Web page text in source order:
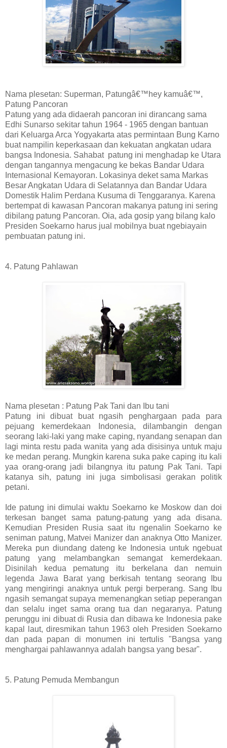
Nama plesetan: Superman, Patungâ€™hey kamuâ€™,
Patung Pancoran
Patung yang ada didaerah pancoran ini dirancang sama
Edhi Sunarso sekitar tahun 1964 - 1965 dengan bantuan
dari Keluarga Arca Yogyakarta atas permintaan Bung Karno
buat nampilin keperkasaan dan kekuatan angkatan udara
bangsa Indonesia. Sahabat patung ini menghadap ke Utara
dengan tangannya mengacung ke bekas Bandar Udara
Internasional Kemayoran. Lokasinya deket sama Markas
Besar Angkatan Udara di Selatannya dan Bandar Udara
Domestik Halim Perdana Kusuma di Tenggaranya. Karena
bertempat di kawasan Pancoran makanya patung ini sering
dibilang patung Pancoran. Oia, ada gosip yang bilang kalo
Presiden Soekarno harus jual mobilnya buat ngebiayain
pembuatan patung ini.
4. Patung Pahlawan
Nama plesetan : Patung Pak Tani dan Ibu tani
Patung ini dibuat buat ngasih penghargaan pada para
pejuang kemerdekaan Indonesia, dilambangin dengan
seorang laki-laki yang make caping, nyandang senapan dan
lagi minta restu pada wanita yang ada disisinya untuk maju
ke medan perang. Mungkin karena suka pake caping itu kali
yaa orang-orang jadi bilangnya itu patung Pak Tani. Tapi
katanya sih, patung ini juga simbolisasi gerakan politik
petani.
Ide patung ini dimulai waktu Soekarno ke Moskow dan doi
terkesan banget sama patung-patung yang ada disana.
Kemudian Presiden Rusia saat itu ngenalin Soekarno ke
seniman patung, Matvei Manizer dan anaknya Otto Manizer.
Mereka pun diundang dateng ke Indonesia untuk ngebuat
patung yang melambangkan semangat kemerdekaan.
Disinilah kedua pematung itu berkelana dan nemuin
legenda Jawa Barat yang berkisah tentang seorang Ibu
yang mengiringi anaknya untuk pergi berperang. Sang Ibu
ngasih semangat supaya memenangkan setiap peperangan
dan selalu inget sama orang tua dan negaranya. Patung
perunggu ini dibuat di Rusia dan dibawa ke Indonesia pake
kapal laut, diresmikan tahun 1963 oleh Presiden Soekarno
dan pada papan di monumen ini tertulis "Bangsa yang
menghargai pahlawannya adalah bangsa yang besar".
5. Patung Pemuda Membangun